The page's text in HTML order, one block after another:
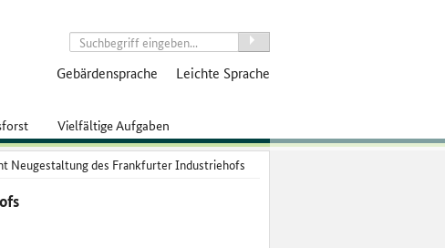
suchen
Gebärdensprache Leichte Sprache
Vielfältige Aufgaben
Neugestaltung des Frankfurter Industriehofs